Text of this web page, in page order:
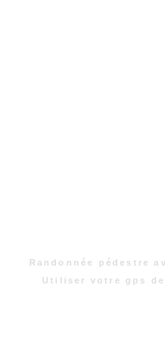
Randonnée pédestre
Utiliser votre gps